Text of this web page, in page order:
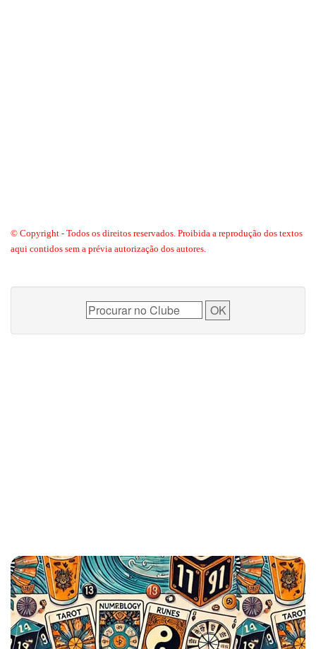
© Copyright - Todos os direitos reservados. Proibida a reprodução dos textos
aqui contidos sem a prévia autorização dos autores.